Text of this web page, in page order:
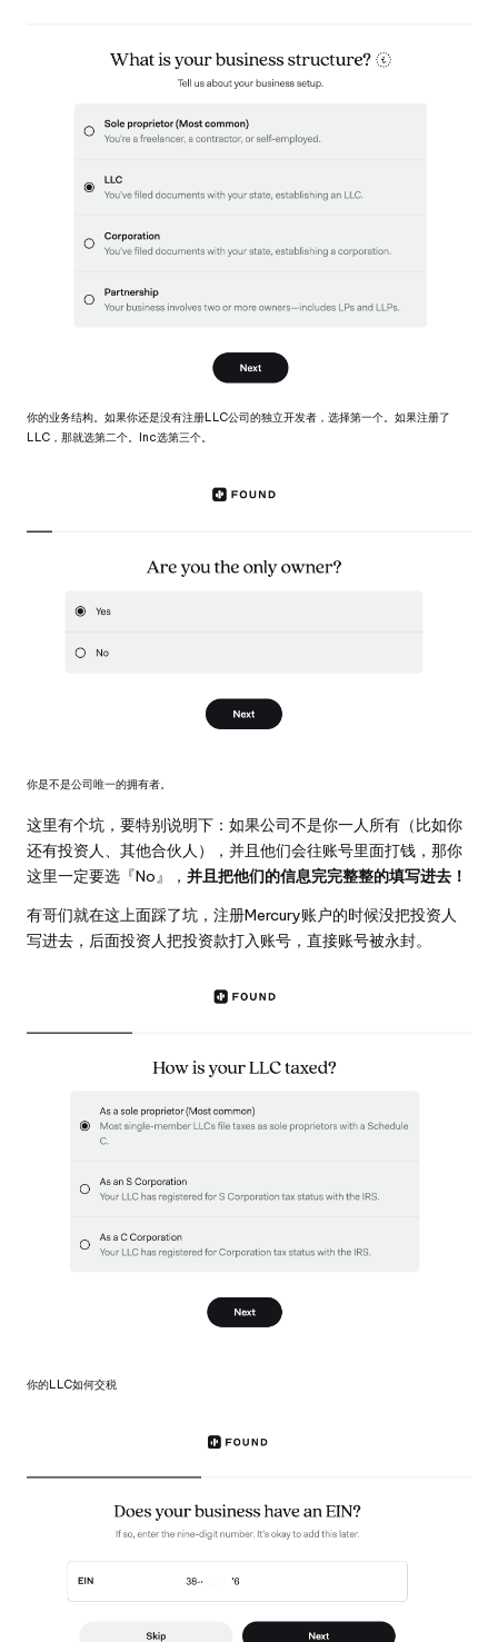
你的业务结构。如果你还是没有注册LLC公司的独立开发者，选择第一个。如果注册了
LLC，那就选第二个。Inc选第三个。
你是不是公司唯一的拥有者。
这里有个坑，要特别说明下：如果公司不是你一人所有（比如你
还有投资人、其他合伙人），并且他们会往账号里面打钱，那你
这里一定要选『No』， 并且把他们的信息完完整整的填写进去！
有哥们就在这上面踩了坑，注册Mercury账户的时候没把投资人
写进去，后面投资人把投资款打入账号，直接账号被永封。
你的LLC如何交税